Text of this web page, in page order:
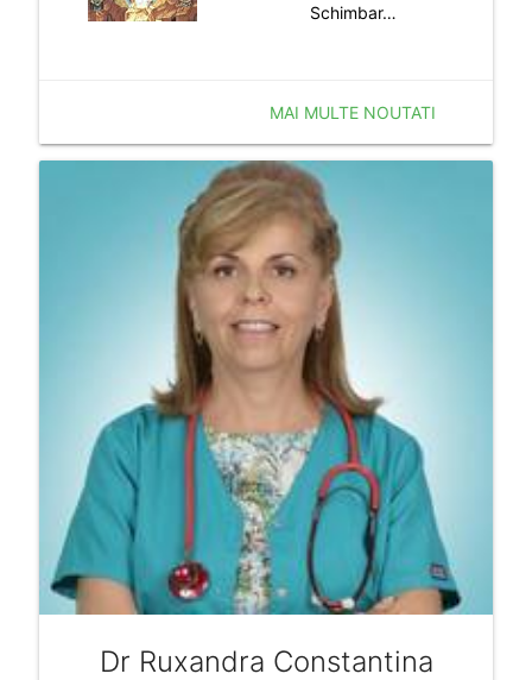
Schimbar…
MAI MULTE NOUTATI
Dr Ruxandra Constantina